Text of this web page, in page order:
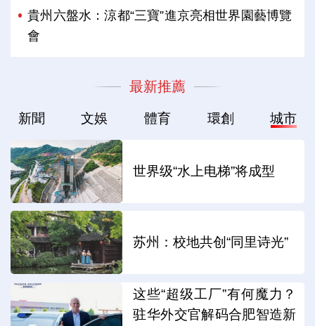
貴州六盤水：涼都“三寶”進京亮相世界園藝博覽
會
最新推薦
新聞 文娛 體育 環創 城市
世界级“水上电梯”将成型
苏州：校地共创“同里诗光”
这些“超级工厂”有何魔力？
驻华外交官解码合肥智造新